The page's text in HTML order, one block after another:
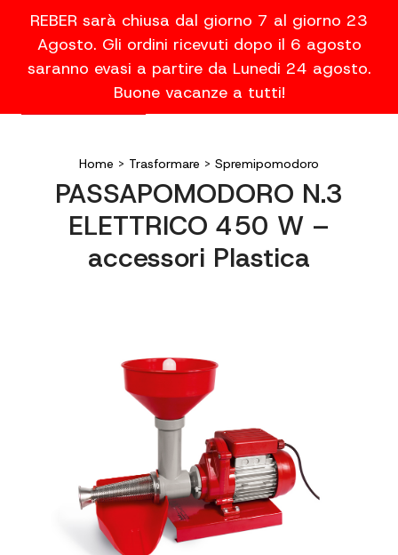
REBER sarà chiusa dal giorno 7 al giorno 23
Agosto. Gli ordini ricevuti dopo il 6 agosto
saranno evasi a partire da Lunedi 24 agosto.
Buone vacanze a tutti!
Home > Trasformare > Spremipomodoro
PASSAPOMODORO N.3
ELETTRICO 450 W –
accessori Plastica